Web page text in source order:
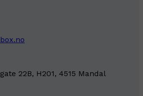
22B, H201, 4515 Mandal